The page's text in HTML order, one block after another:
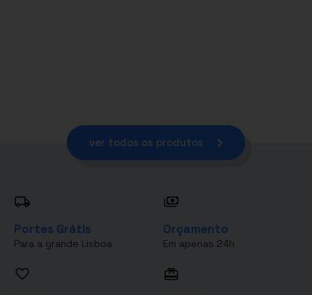
ver todos os produtos
Portes Grátis
Para a grande Lisboa
Orçamento
Em apenas 24h